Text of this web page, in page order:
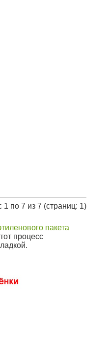
1 по 7 из 7 (страниц: 1)
пакета
процесс